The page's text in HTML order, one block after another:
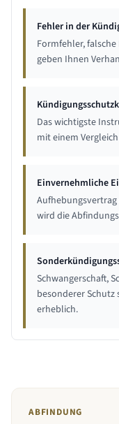
Fehler in der
Formfehler,
geben Ihnen
Das wichtigste
mit einem
Einvernehmliche
wird die
Schwangerschaft,
besonderer
erheblich.
ABFINDUNG